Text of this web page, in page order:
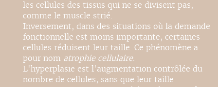
les cellules des tissus qui ne se divisent pas,
comme le muscle strié.
Inversement, dans des situations où la demande
fonctionnelle est moins importante, certaines
cellules réduisent leur taille. Ce phénomène a
pour nom atrophie cellulaire.
L'hyperplasie est l'augmentation contrôlée du
nombre de cellules, sans que leur taille